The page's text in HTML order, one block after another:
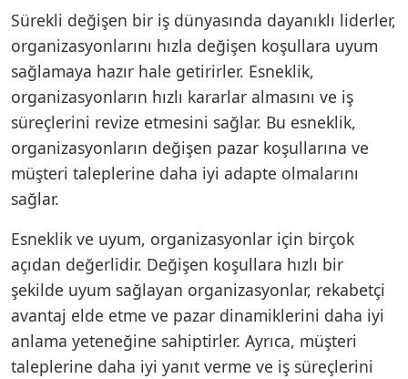
Sürekli değişen bir iş dünyasında dayanıklı liderler,
organizasyonlarını hızla değişen koşullara uyum
sağlamaya hazır hale getirirler. Esneklik,
organizasyonların hızlı kararlar almasını ve iş
süreçlerini revize etmesini sağlar. Bu esneklik,
organizasyonların değişen pazar koşullarına ve
müşteri taleplerine daha iyi adapte olmalarını
sağlar.
Esneklik ve uyum, organizasyonlar için birçok
açıdan değerlidir. Değişen koşullara hızlı bir
şekilde uyum sağlayan organizasyonlar, rekabetçi
avantaj elde etme ve pazar dinamiklerini daha iyi
anlama yeteneğine sahiptirler. Ayrıca, müşteri
taleplerine daha iyi yanıt verme ve iş süreçlerini